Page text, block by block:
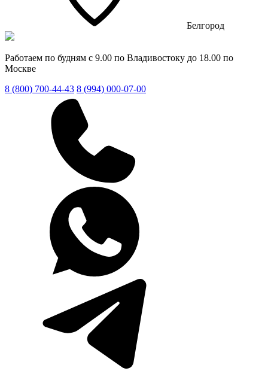
Белгород
Работаем по будням с 9.00 по Владивостоку до 18.00 по
Москве
8 (800) 700-44-43 8 (994) 000-07-00